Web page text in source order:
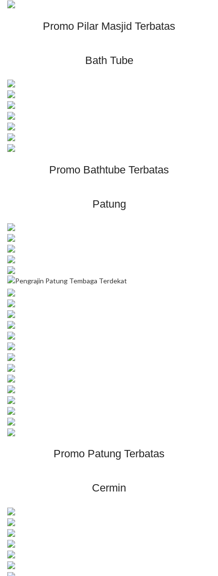
Promo Pilar Masjid Terbatas
Bath Tube
Promo Bathtube Terbatas
Patung
Promo Patung Terbatas
Cermin